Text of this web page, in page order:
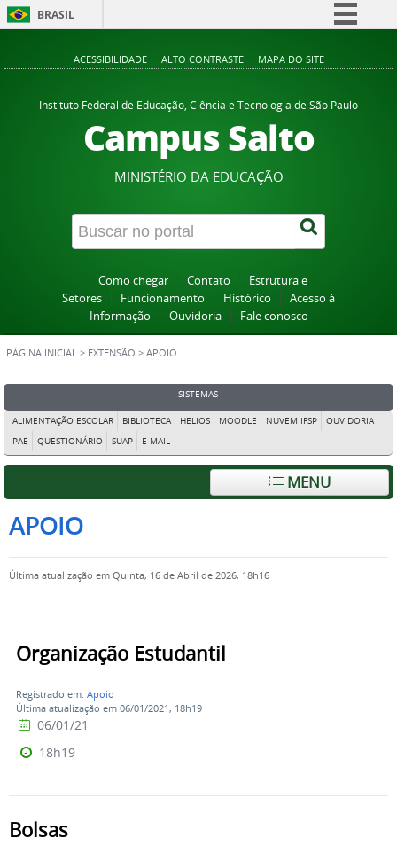
BRASIL
Comunica BR
Participe
Acesso à informação
Canais
ACESSIBILIDADE ALTO CONTRASTE MAPA DO SITE
Instituto Federal de Educação, Ciência e Tecnologia de São Paulo
Campus Salto
MINISTÉRIO DA EDUCAÇÃO
Como chegar Contato
Estrutura e
Setores
Funcionamento Histórico
Acesso à
Informação
Ouvidoria Fale conosco
PÁGINA INICIAL > EXTENSÃO > APOIO
SISTEMAS
ALIMENTAÇÃO ESCOLAR BIBLIOTECA HELIOS MOODLE NUVEM IFSP
OUVIDORIA
PAE
QUESTIONÁRIO SUAP E-MAIL
MENU
APOIO
Última atualização em Quinta, 16 de Abril de 2026, 18h16
Organização Estudantil
Registrado em: Apoio
Última atualização em 06/01/2021, 18h19
06/01/21
18h19
Bolsas